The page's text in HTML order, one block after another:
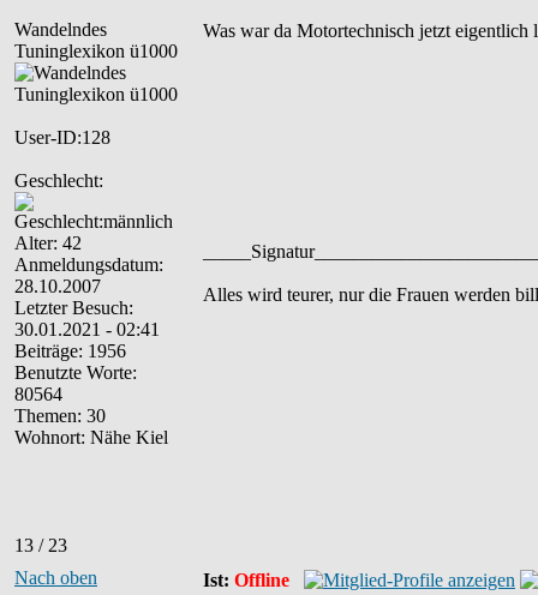
Wandelndes
Tuninglexikon ü1000
User-ID:128
Geschlecht:
Alter: 42
Anmeldungsdatum:
28.10.2007
Letzter Besuch:
30.01.2021 - 02:41
Beiträge: 1956
Benutzte Worte:
80564
Themen: 30
Wohnort: Nähe Kiel
13 / 23
Was war da Motortechnisch jetzt eigentlich
Alles wird teurer, nur die Frauen werden
Nach oben Ist: Offline